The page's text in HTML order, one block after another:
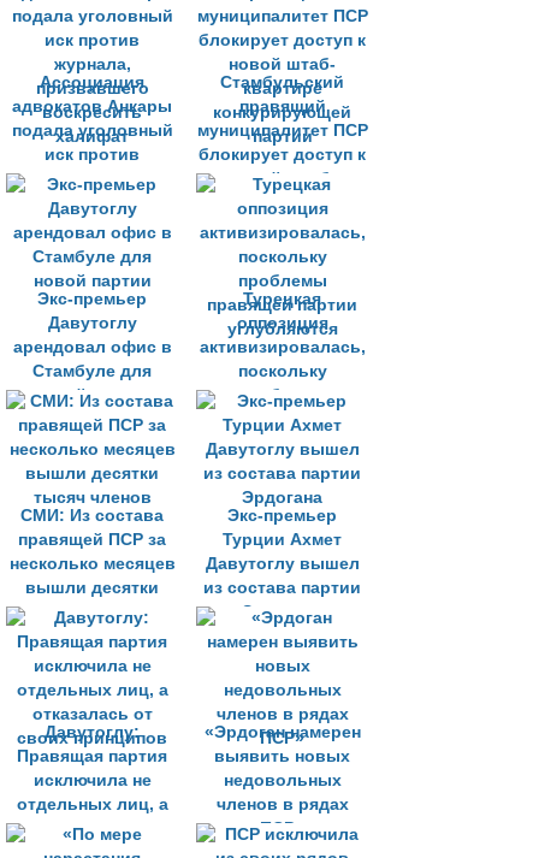
Ассоциация
адвокатов Анкары
подала уголовный
иск против
журнала,
призвавшего
воскресить
халифат
Стамбульский
правящий
муниципалитет ПСР
блокирует доступ к
новой штаб-
квартире
конкурирующей
партии
Экс-премьер
Давутоглу
арендовал офис в
Стамбуле для
новой партии
Турецкая
оппозиция
активизировалась,
поскольку
проблемы
правящей партии
углубляются
СМИ: Из состава
правящей ПСР за
несколько месяцев
вышли десятки
тысяч членов
Экс-премьер
Турции Ахмет
Давутоглу вышел
из состава партии
Эрдогана
Давутоглу:
Правящая партия
исключила не
отдельных лиц, а
отказалась от
своих принципов
«Эрдоган намерен
выявить новых
недовольных
членов в рядах
ПСР»